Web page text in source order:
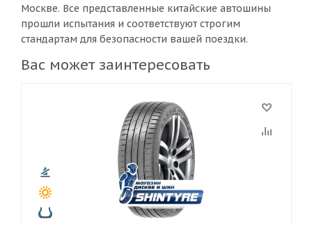
Москве. Все представленные китайские автошины
прошли испытания и соответствуют строгим
стандартам для безопасности вашей поездки.
Вас может заинтересовать